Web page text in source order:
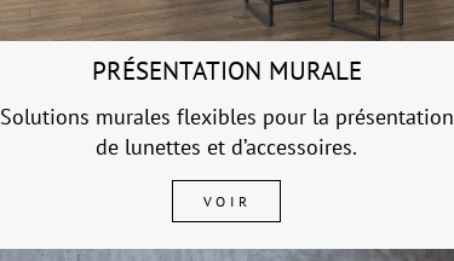
PRÉSENTATION MURALE
Solutions murales flexibles pour la présentation
de lunettes et d’accessoires.
VOIR